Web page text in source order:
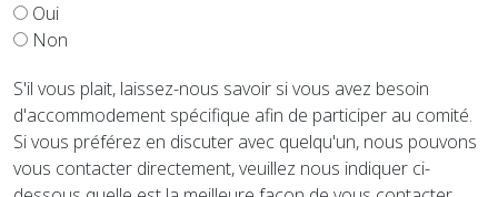
Oui
Non
S'il vous plait, laissez-nous savoir si vous avez besoin
d'accommodement spécifique afin de participer au comité.
Si vous préférez en discuter avec quelqu'un, nous pouvons
vous contacter directement, veuillez nous indiquer ci-